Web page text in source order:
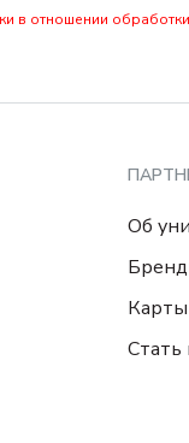
в отношении
Об
Стать